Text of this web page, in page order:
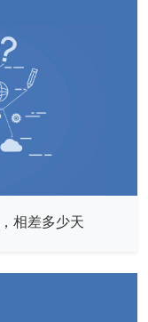
相差多少天